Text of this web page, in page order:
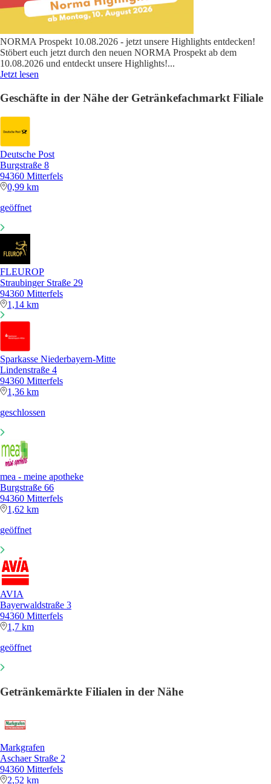
NORMA Prospekt 10.08.2026 - jetzt unsere Highlights entdecken!
Stöbert euch jetzt durch den neuen NORMA Prospekt ab dem
10.08.2026 und entdeckt unsere Highlights!...
Jetzt lesen
Geschäfte in der Nähe der Getränkefachmarkt Filiale
Deutsche Post
Burgstraße 8
94360 Mitterfels
0,99 km
geöffnet
FLEUROP
Straubinger Straße 29
94360 Mitterfels
1,14 km
Sparkasse Niederbayern-Mitte
Lindenstraße 4
94360 Mitterfels
1,36 km
geschlossen
mea - meine apotheke
Burgstraße 66
94360 Mitterfels
1,62 km
geöffnet
AVIA
Bayerwaldstraße 3
94360 Mitterfels
1,7 km
geöffnet
Getränkemärkte Filialen in der Nähe
Markgrafen
Aschaer Straße 2
94360 Mitterfels
2,52 km